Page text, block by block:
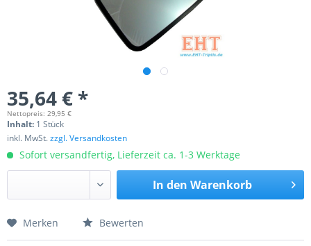
35,64 € *
Nettopreis: 29,95 €
Inhalt: 1 Stück
inkl. MwSt.zzgl. Versandkosten
Sofort versandfertig, Lieferzeit ca. 1-3 Werktage
In den Warenkorb
Preis anfragen
Merken Bewerten